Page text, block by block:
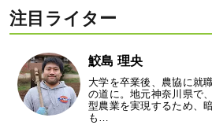
注目ライター
鮫島 理央
大学を卒業後、農協に就
の道に。地元神奈川県で
型農業を実現するため、
も…